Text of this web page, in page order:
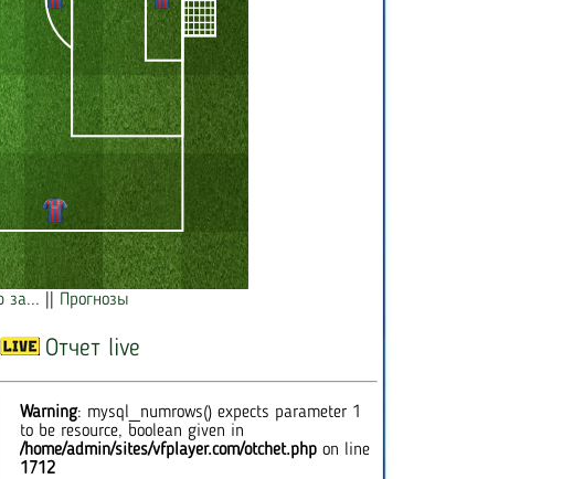
за... Прогнозы
Отчет live
Warning: mysql_numrows() expects parameter 1
to be resource, boolean given in
/home/admin/sites/vfplayer.com/otchet.php on line
1712